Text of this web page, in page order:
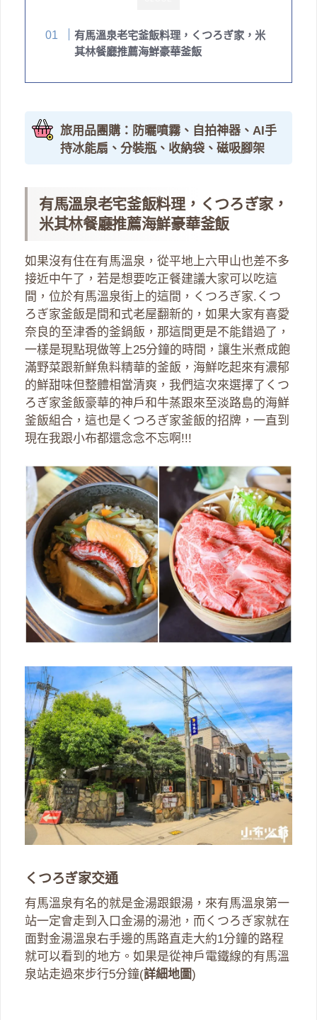
有馬溫泉老宅釜飯料理，くつろぎ家，米
其林餐廳推薦海鮮豪華釜飯
旅用品團購：防曬噴霧、自拍神器、AI手
持冰能扇、分裝瓶、收納袋、磁吸腳架
有馬溫泉老宅釜飯料理，くつろぎ家，
米其林餐廳推薦海鮮豪華釜飯
如果沒有住在有馬溫泉，從平地上六甲山也差不多
接近中午了，若是想要吃正餐建議大家可以吃這
間，位於有馬溫泉街上的這間，くつろぎ家.くつ
ろぎ家釜飯是間和式老屋翻新的，如果大家有喜愛
奈良的至津香的釜鍋飯，那這間更是不能錯過了，
一樣是現點現做等上25分鐘的時間，讓生米煮成飽
滿野菜跟新鮮魚料精華的釜飯，海鮮吃起來有濃郁
的鮮甜味但整體相當清爽，我們這次來選擇了くつ
ろぎ家釜飯豪華的神戶和牛蒸跟來至淡路島的海鮮
釜飯組合，這也是くつろぎ家釜飯的招牌，一直到
現在我跟小布都還念念不忘啊!!!
くつろぎ家交通
有馬溫泉有名的就是金湯跟銀湯，來有馬溫泉第一
站一定會走到入口金湯的湯池，而くつろぎ家就在
面對金湯溫泉右手邊的馬路直走大約1分鐘的路程
就可以看到的地方。如果是從神戶電鐵線的有馬溫
泉站走過來步行5分鐘(詳細地圖)